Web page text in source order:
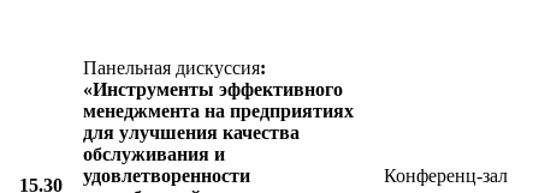
15.30
Панельная дискуссия:
«Инструменты эффективного
менеджмента на предприятиях
для улучшения качества
обслуживания и
удовлетворенности
Конференц-зал